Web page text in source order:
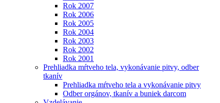
Rok 2007
Rok 2006
Rok 2005
Rok 2004
Rok 2003
Rok 2002
Rok 2001
Prehliadka mŕtveho tela, vykonávanie pitvy, odber
tkanív
Prehliadka mŕtveho tela a vykonávanie pitvy
Odber orgánov, tkanív a buniek darcom